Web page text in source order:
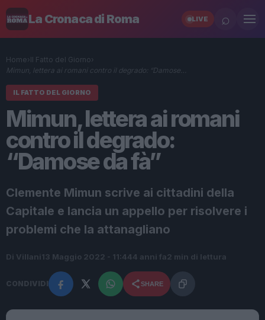
La Cronaca di Roma LIVE ⌕
Home› Il Fatto del Giorno›
Mimun, lettera ai romani contro il degrado: “Damose…
IL FATTO DEL GIORNO
Mimun, lettera ai romani
contro il degrado:
“Damose da fà”
Clemente Mimun scrive ai cittadini della
Capitale e lancia un appello per risolvere i
problemi che la attanagliano
Di Villani 13 Maggio 2022 - 11:444 anni fa2 min di lettura
CONDIVIDI SHARE